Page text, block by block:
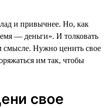
и привычнее. Но, как
— деньги». И толковать
смысле. Нужно ценить свое
им так, чтобы
свое